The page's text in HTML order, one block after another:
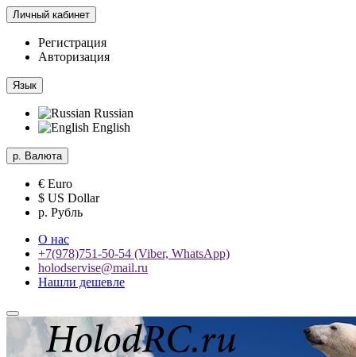
Личный кабинет
Регистрация
Авторизация
Язык
Russian
English
р. Валюта
€ Euro
$ US Dollar
р. Рубль
О нас
+7(978)751-50-54 (Viber, WhatsApp)
holodservise@mail.ru
Нашли дешевле